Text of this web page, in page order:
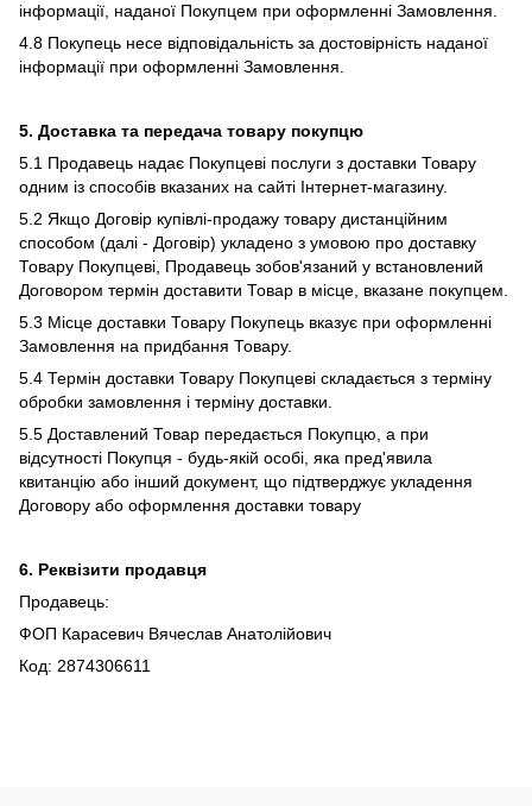
інформації, наданої Покупцем при оформленні Замовлення.
4.8 Покупець несе відповідальність за достовірність наданої
інформації при оформленні Замовлення.
5. Доставка та передача товару покупцю
5.1 Продавець надає Покупцеві послуги з доставки Товару
одним із способів вказаних на сайті Інтернет-магазину.
5.2 Якщо Договір купівлі-продажу товару дистанційним
способом (далі - Договір) укладено з умовою про доставку
Товару Покупцеві, Продавець зобов'язаний у встановлений
Договором термін доставити Товар в місце, вказане покупцем.
5.3 Місце доставки Товару Покупець вказує при оформленні
Замовлення на придбання Товару.
5.4 Термін доставки Товару Покупцеві складається з терміну
обробки замовлення і терміну доставки.
5.5 Доставлений Товар передається Покупцю, а при
відсутності Покупця - будь-якій особі, яка пред'явила
квитанцію або інший документ, що підтверджує укладення
Договору або оформлення доставки товару
6. Реквізити продавця
Продавець:
ФОП Карасевич Вячеслав Анатолійович
Код: 2874306611